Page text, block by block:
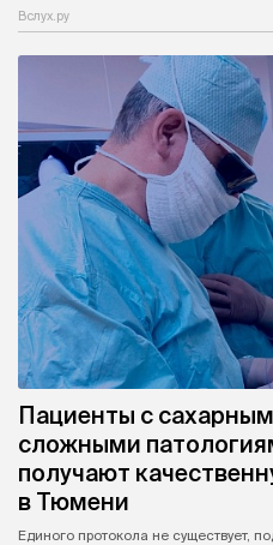
Вслух.ру
Пациенты с
сложными
получают
в Тюмени
Единого протокола не существует,